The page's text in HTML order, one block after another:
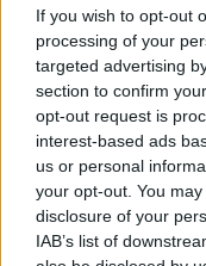
If you wish to opt-out
processing of your
targeted advertising
section to confirm
opt-out request is
interest-based ads
us or personal
your opt-out. You
disclosure of your
IAB’s list of
πανεπιστήμια. Με
κανείς φοιτητής
κτηρίου, είναι
αιώνα. Αυτά η ζωή
κομματικό το
ακροπόλεις της
οχυρά».